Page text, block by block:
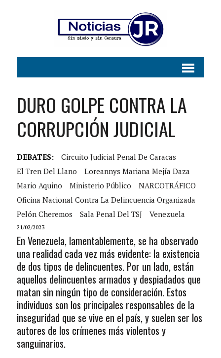
DURO GOLPE CONTRA LA
CORRUPCIÓN JUDICIAL
DEBATES:
Circuito Judicial Penal De Caracas
El Tren Del Llano
Loreannys Mariana Mejía Daza
Mario Aquino
Ministerio Público
NARCOTRÁFICO
Oficina Nacional Contra La Delincuencia Organizada
Pelón Cheremos
Sala Penal Del TSJ Venezuela
21/02/2023
En Venezuela, lamentablemente, se ha observado
una realidad cada vez más evidente: la existencia
de dos tipos de delincuentes. Por un lado, están
aquellos delincuentes armados y despiadados que
matan sin ningún tipo de consideración. Estos
individuos son los principales responsables de la
inseguridad que se vive en el país, y suelen ser los
autores de los crímenes más violentos y
sanguinarios.